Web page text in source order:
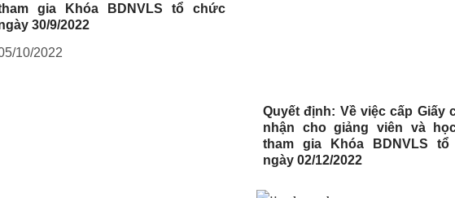
gia Khóa BDNVLS tổ chức
30/9/2022
10/2022
Quyết định: Về việc cấp Giấy
nhận cho giảng viên và
tham gia Khóa BDNVLS
ngày 02/12/2022